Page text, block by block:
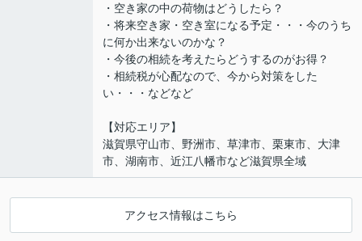
・空き家の中の荷物はどうしたら？
・将来空き家・空き室になる予定・・・今のうち
に何か出来ないのかな？
・今後の相続を考えたらどうするのがお得？
・相続税が心配なので、今から対策をした
い・・・などなど
【対応エリア】
滋賀県守山市、野洲市、草津市、栗東市、大津
市、湖南市、近江八幡市など滋賀県全域
アクセス情報はこちら